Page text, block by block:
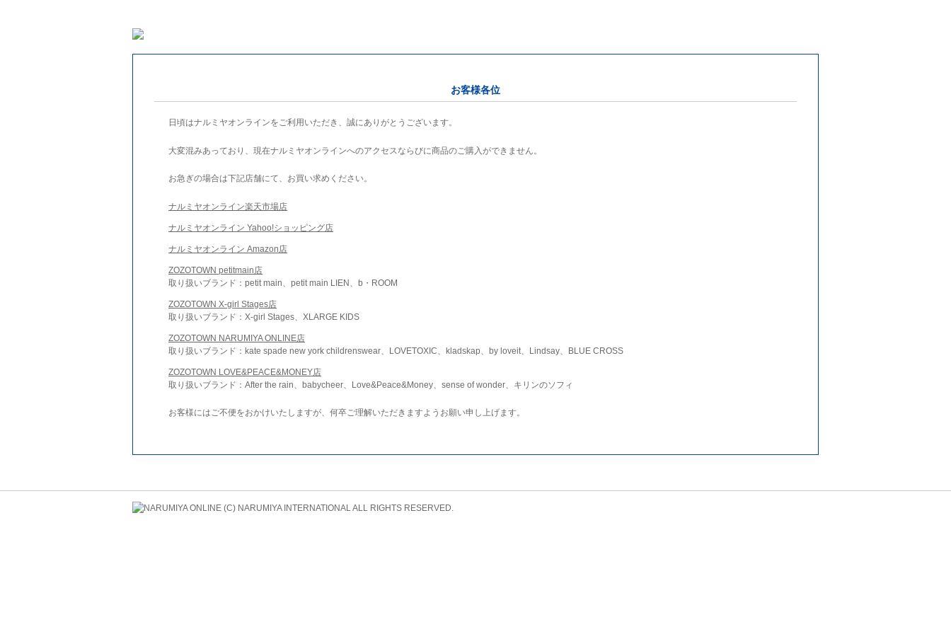
お客様各位
日頃はナルミヤオンラインをご利用いただき、誠にありがとうございます。
大変混みあっており、現在ナルミヤオンラインへのアクセスならびに商品のご購入ができません。
お急ぎの場合は下記店舗にて、お買い求めください。
ナルミヤオンライン楽天市場店
ナルミヤオンライン Yahoo!ショッピング店
ナルミヤオンライン Amazon店
ZOZOTOWN petitmain店
取り扱いブランド：petit main、petit main LIEN、b・ROOM
ZOZOTOWN X-girl Stages店
取り扱いブランド：X-girl Stages、XLARGE KIDS
ZOZOTOWN NARUMIYA ONLINE店
取り扱いブランド：kate spade new york childrenswear、LOVETOXIC、kladskap、by loveit、Lindsay、BLUE CROSS
ZOZOTOWN LOVE&PEACE&MONEY店
取り扱いブランド：After the rain、babycheer、Love&Peace&Money、sense of wonder、キリンのソフィ
お客様にはご不便をおかけいたしますが、何卒ご理解いただきますようお願い申し上げます。